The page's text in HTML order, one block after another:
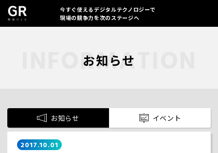
今すぐ使えるデジタルテクノロジーで
現場の競争力を次のステージへ
お知らせ
お知らせ イベント
2017.10.01